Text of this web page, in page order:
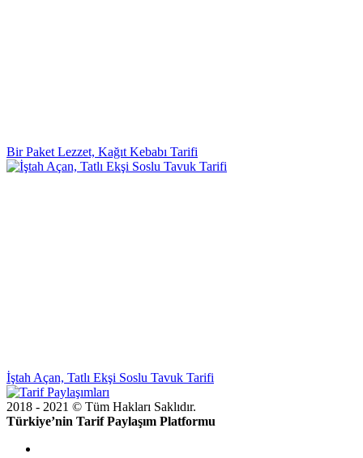
Bir Paket Lezzet, Kağıt Kebabı Tarifi
İştah Açan, Tatlı Ekşi Soslu Tavuk Tarifi
2018 - 2021 © Tüm Hakları Saklıdır.
Türkiye’nin Tarif Paylaşım Platformu
bakım